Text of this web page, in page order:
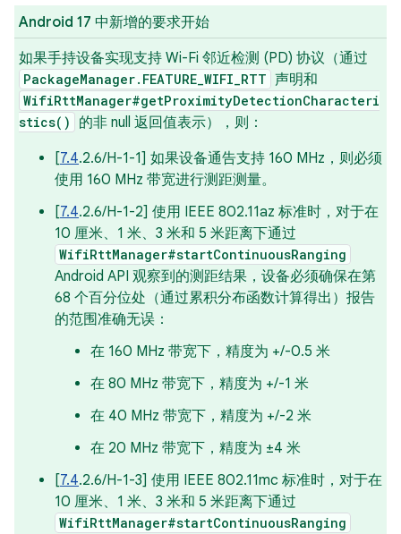
Android 17 中新增的要求开始
如果手持设备实现支持 Wi-Fi 邻近检测 (PD) 协议（通过
PackageManager.FEATURE_WIFI_RTT 声明和
WifiRttManager#getProximityDetectionCharacteri
stics()
的非 null 返回值表示），则：
[7.4.2.6/H-1-1] 如果设备通告支持 160 MHz，则必须
使用 160 MHz 带宽进行测距测量。
[7.4.2.6/H-1-2] 使用 IEEE 802.11az 标准时，对于在
10 厘米、1 米、3 米和 5 米距离下通过
WifiRttManager#startContinuousRanging
Android API 观察到的测距结果，设备必须确保在第
68 个百分位处（通过累积分布函数计算得出）报告
的范围准确无误：
在 160 MHz 带宽下，精度为 +/-0.5 米
在 80 MHz 带宽下，精度为 +/-1 米
在 40 MHz 带宽下，精度为 +/-2 米
在 20 MHz 带宽下，精度为 ±4 米
[7.4.2.6/H-1-3] 使用 IEEE 802.11mc 标准时，对于在
10 厘米、1 米、3 米和 5 米距离下通过
WifiRttManager#startContinuousRanging